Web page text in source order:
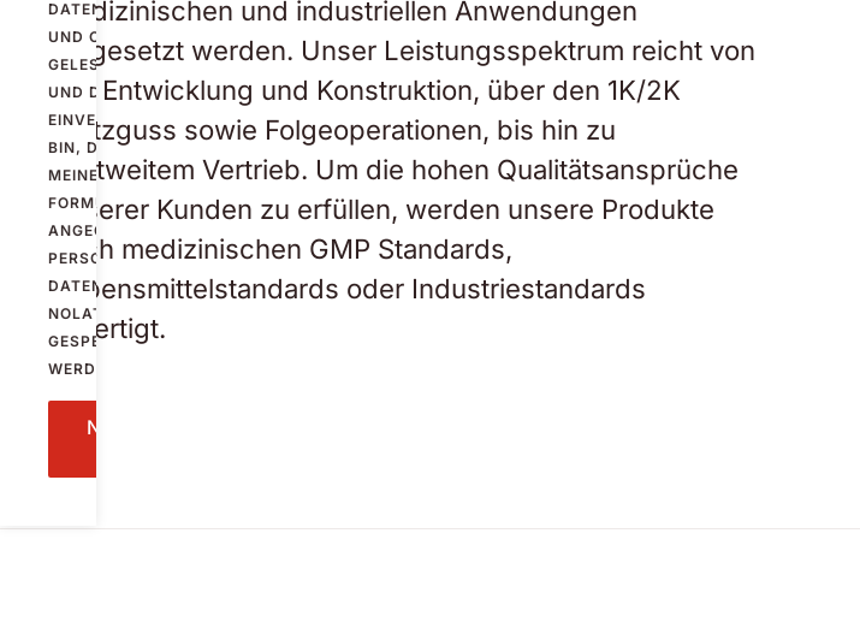
DATENSCHUTZ
UND COOKIES
GELESEN HABE
UND DAMIT
EINVERSTANDEN
BIN, DASS
MEINE IM
FORMULAR
ANGEGEBENEN
PERSONENBEZOGENEN
DATEN VON
NOLATO
GESPEICHERT
WERDEN.
Nachricht
medizinischen und industriellen Anwendungen
eingesetzt werden. Unser Leistungsspektrum reicht von
der Entwicklung und Konstruktion, über den 1K/2K
Spitzguss sowie Folgeoperationen, bis hin zu
weltweitem Vertrieb. Um die hohen Qualitätsansprüche
unserer Kunden zu erfüllen, werden unsere Produkte
nach medizinischen GMP Standards,
Lebensmittelstandards oder Industriestandards
gefertigt.